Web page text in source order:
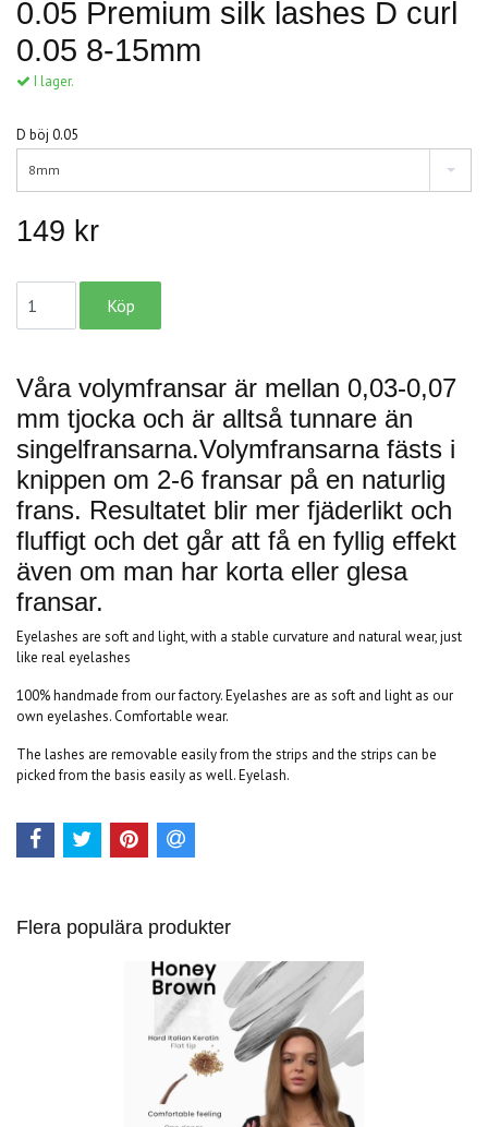
0.05 Premium silk lashes D curl
0.05 8-15mm
I lager.
D böj 0.05
8mm
149 kr
Våra volymfransar är mellan 0,03-0,07
mm tjocka och är alltså tunnare än
singelfransarna.Volymfransarna fästs i
knippen om 2-6 fransar på en naturlig
frans. Resultatet blir mer fjäderlikt och
fluffigt och det går att få en fyllig effekt
även om man har korta eller glesa
fransar.
Eyelashes are soft and light, with a stable curvature and natural wear, just
like real eyelashes
100% handmade from our factory. Eyelashes are as soft and light as our
own eyelashes. Comfortable wear.
The lashes are removable easily from the strips and the strips can be
picked from the basis easily as well. Eyelash.
Flera populära produkter